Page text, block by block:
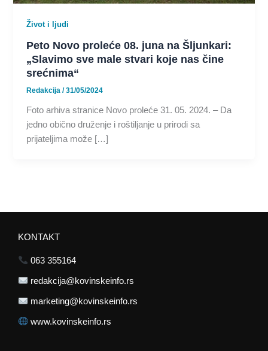
Život i ljudi
Peto Novo proleće 08. juna na Šljunkari:
„Slavimo sve male stvari koje nas čine
srećnima“
Redakcija/31/05/2024
Foto arhiva stranice Novo proleće 31. 05. 2024. – Da
jedno obično druženje i roštiljanje u prirodi sa
prijateljima može […]
KONTAKT
063 355164
redakcija@kovinskeinfo.rs
marketing@kovinskeinfo.rs
www.kovinskeinfo.rs